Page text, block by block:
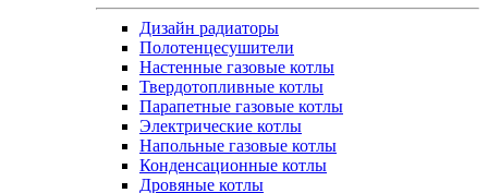
Дизайн радиаторы
Полотенцесушители
Настенные газовые котлы
Твердотопливные котлы
Парапетные газовые котлы
Электрические котлы
Напольные газовые котлы
Конденсационные котлы
Дровяные котлы